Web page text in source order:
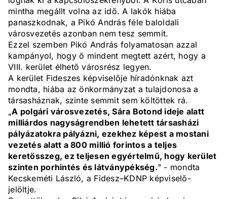
mintha megállt volna az idő. A lakók hiába
panaszkodnak, a Pikó András féle baloldali
városvezetés azonban nem tesz semmit.
Ezzel szemben Pikó András folyamatosan azzal
kampányol, hogy ő mindent megtett azért, hogy a
VIII. kerület élhető városrész legyen.
A kerület Fideszes képviselője híradónknak azt
mondta, hiába az önkormányzat a tulajdonosa a
társasháznak, szinte semmit sem költöttek rá.
„A polgári városvezetés, Sára Botond ideje alatt
milliárdos nagyságrendben lehetett társasházi
pályázatokra pályázni, ezekhez képest a mostani
vezetés alatt a 800 millió forintos a teljes
keretösszeg, ez teljesen egyértelmű, hogy kerület
szinten porhintés és látványpékség." - mondta
Kecskeméti László, a Fidesz–KDNP képviselő-
jelöltje.